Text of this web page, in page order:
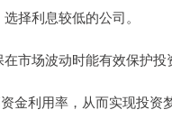
择利息较低的公司。
市场波动时能有效保护投
金利用率，从而实现投